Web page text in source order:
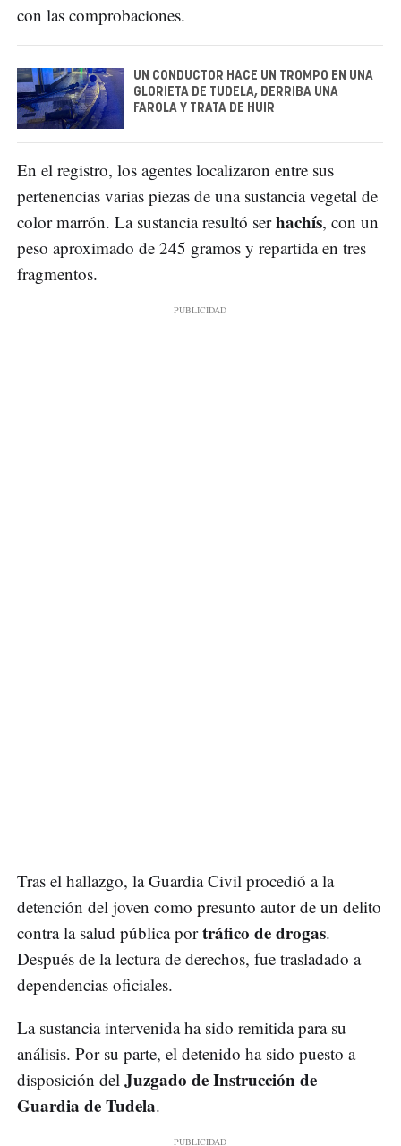
con las comprobaciones.
UN CONDUCTOR HACE UN TROMPO EN UNA
GLORIETA DE TUDELA, DERRIBA UNA
FAROLA Y TRATA DE HUIR
En el registro, los agentes localizaron entre sus
pertenencias varias piezas de una sustancia vegetal de
color marrón. La sustancia resultó serhachís, con un
peso aproximado de 245 gramos y repartida en tres
fragmentos.
Tras el hallazgo, la Guardia Civil procedió a la
detención del joven como presunto autor de un delito
contra la salud pública portráfico de drogas.
Después de la lectura de derechos, fue trasladado a
dependencias oficiales.
La sustancia intervenida ha sido remitida para su
análisis. Por su parte, el detenido ha sido puesto a
disposición del Juzgado de Instrucción de
Guardia de Tudela.